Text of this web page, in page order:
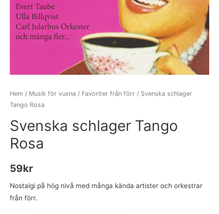
Hem / Musik för vuxna / Favoriter från förr / Svenska schlager
Tango Rosa
Svenska schlager Tango
Rosa
59kr
Nostalgi på hög nivå med många kända artister och orkestrar
från förr.